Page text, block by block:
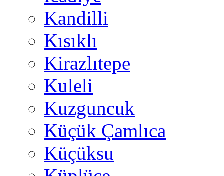
Kandilli
Kısıklı
Kirazlıtepe
Kuleli
Kuzguncuk
Küçük Çamlıca
Küçüksu